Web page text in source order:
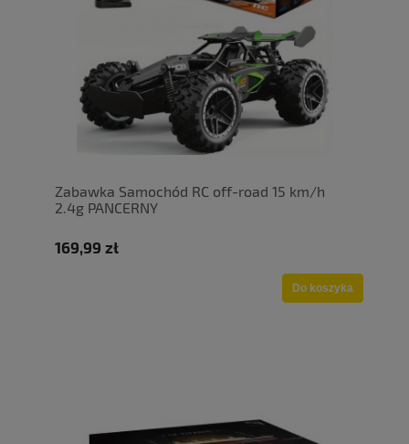
Zabawka Samochód RC off-road 15 km/h
2.4g PANCERNY
169,99 zł
Do koszyka